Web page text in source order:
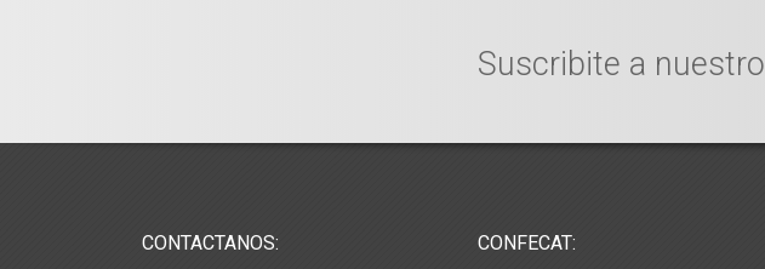
Suscribite a nuestro
CONTACTANOS:
CONFECAT: